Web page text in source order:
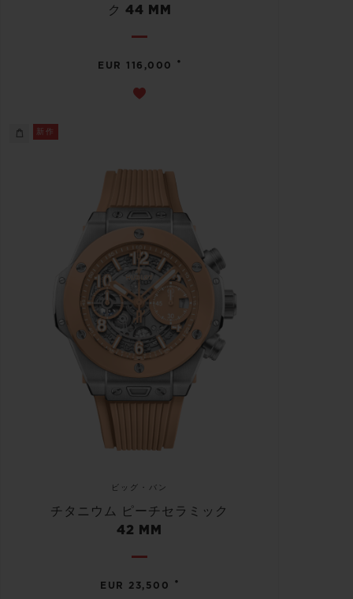
ク 44 MM
EUR 116,000 •
新作
ビッグ・バン
チタニウム ピーチセラミック
42 MM
EUR 23,500 •